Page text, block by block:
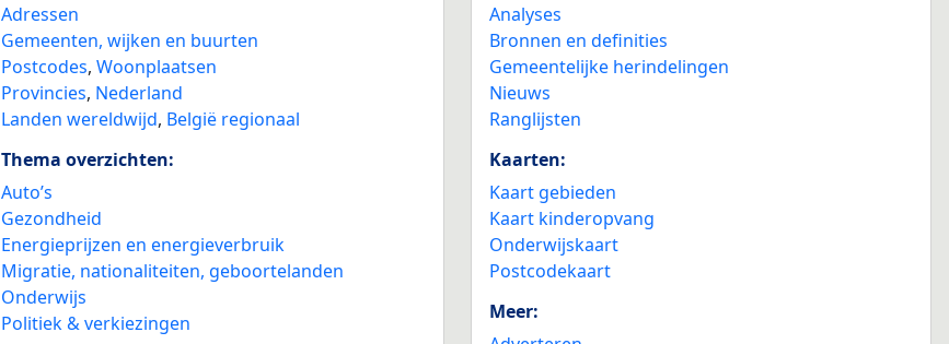
Adressen
Gemeenten, wijken en buurten
Postcodes,Woonplaatsen
Provincies, Nederland
Landen wereldwijd, België regionaal
Thema overzichten:
Auto’s
Gezondheid
Energieprijzen en energieverbruik
Migratie, nationaliteiten, geboortelanden
Onderwijs
Politiek & verkiezingen
Analyses
Bronnen en definities
Gemeentelijke herindelingen
Nieuws
Ranglijsten
Kaarten:
Kaart gebieden
Kaart kinderopvang
Onderwijskaart
Postcodekaart
Meer: